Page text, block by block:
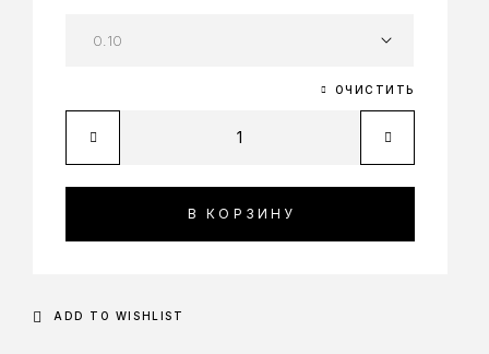
ОЧИСТИТЬ
В КОРЗИНУ
ADD TO WISHLIST